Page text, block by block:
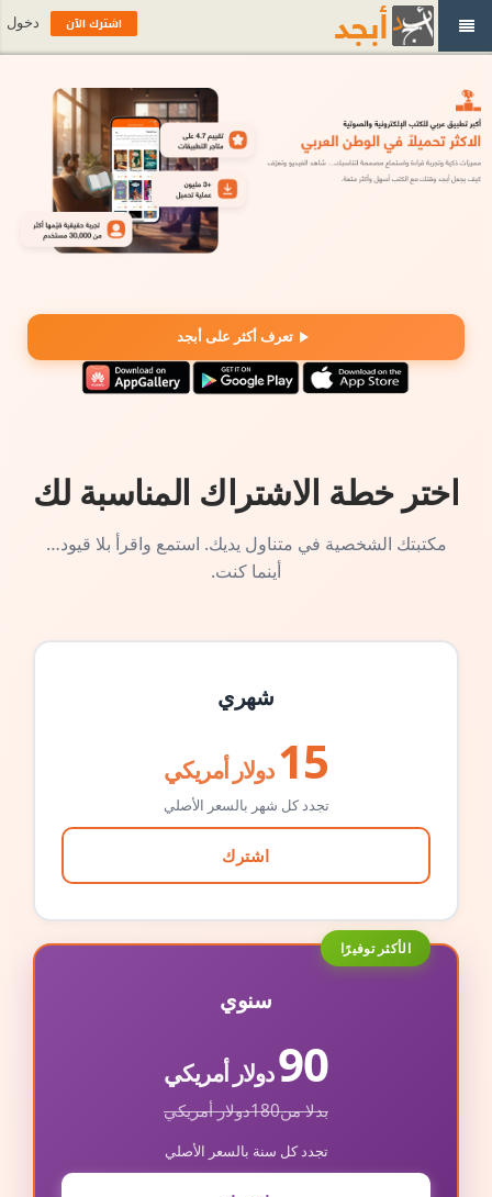
تعرف أكثر على أبجد
اختر خطة الاشتراك المناسبة لك
مكتبتك الشخصية في متناول يديك. استمع واقرأ بلا قيود…
أينما كنت.
شهري
15 دولار أمريكي
تجدد كل شهر بالسعر الأصلي
اشترك
الأكثر توفيرًا
سنوي
90دولار أمريكي
بدلا من180دولار أمريكي
تجدد كل سنة بالسعر الأصلي
اشترك الآن دخول